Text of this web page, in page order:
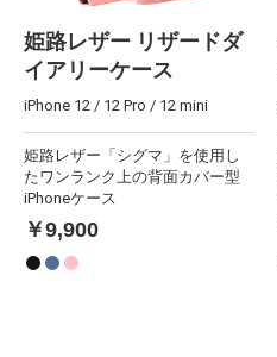
姫路レザー リザードダ
イアリーケース
iPhone 12 / 12 Pro / 12 mini
姫路レザー「シグマ」を使用し
たワンランク上の背面カバー型
iPhoneケース
￥9,900